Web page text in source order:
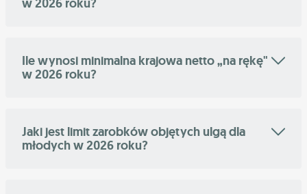
w 2026 roku?
Ile wynosi minimalna krajowa netto „na rękę"
w 2026 roku?
Jaki jest limit zarobków objętych ulgą dla
młodych w 2026 roku?